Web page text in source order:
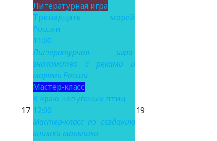
17
Литературная игра
Тринадцать морей
России
11:00
Литературная игра-
знакомство с реками и
морями России
Мастер-класс
В краю непуганых птиц
12:00
Мастер-класс по созданию
книжки-малышки
19